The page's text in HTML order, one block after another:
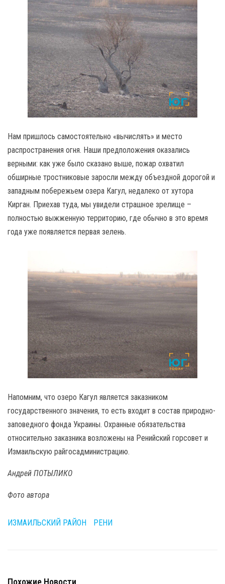
Нам пришлось самостоятельно «вычислять» и место
распространения огня. Наши предположения оказались
верными: как уже было сказано выше, пожар охватил
обширные тростниковые заросли между объездной дорогой и
западным побережьем озера Кагул, недалеко от хутора
Кирган. Приехав туда, мы увидели страшное зрелище –
полностью выжженную территорию, где обычно в это время
года уже появляется первая зелень.
Напомним, что озеро Кагул является заказником
государственного значения, то есть входит в состав природно-
заповедного фонда Украины. Охранные обязательства
относительно заказника возложены на Ренийский горсовет и
Измаильскую райгосадминистрацию.
Андрей ПОТЫЛИКО
Фото автора
ИЗМАИЛЬСКИЙ РАЙОН РЕНИ
Похожие Новости